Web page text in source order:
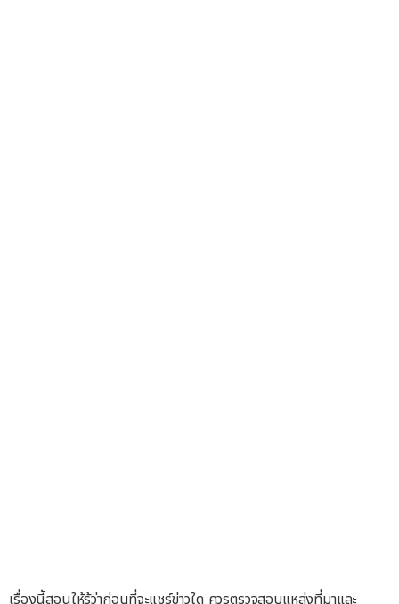
เรื่องนี้สอนให้รู้ว่าก่อนที่จะแชร์ข่าวใด ควรตรวจสอบแหล่งที่มาและ